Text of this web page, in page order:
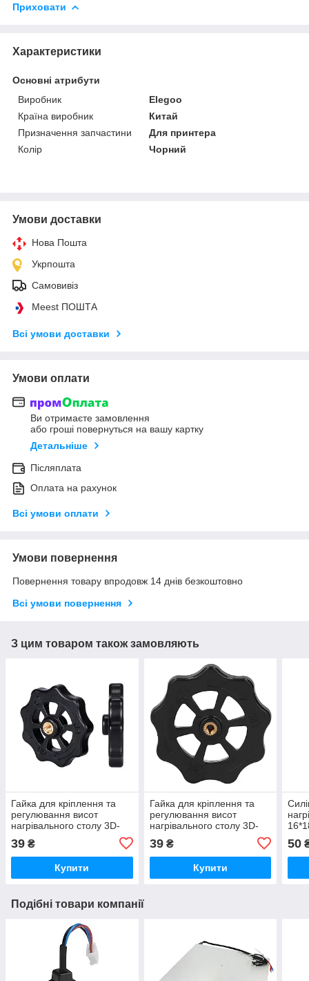
Приховати
Характеристики
Основні атрибути
Виробник
Elegoo
Країна виробник
Китай
Призначення запчастини
Для принтера
Колір
Чорний
Умови доставки
Нова Пошта
Укрпошта
Самовивіз
Meest ПОШТА
Всі умови доставки
Умови оплати
Ви отримаєте замовлення
або гроші повернуться на вашу картку
Детальніше
Післяплата
Оплата на рахунок
Всі умови оплати
Умови повернення
Повернення товару впродовж 14 днів безкоштовно
Всі умови повернення
З цим товаром також замовляють
Гайка для кріплення та
регулювання висот
нагрівального столу 3D-
39 ₴
Купити
Гайка для кріплення та
регулювання висот
нагрівального столу 3D-
39₴
Купити
50
Подібні товари компанії